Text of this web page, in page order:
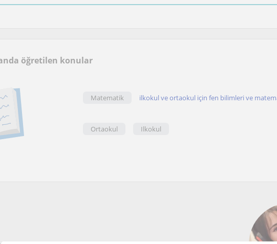
öğretilen konular
Matematik ilkokul ve ortaokul için fen bilimleri ve
Ortaokul Ilkokul